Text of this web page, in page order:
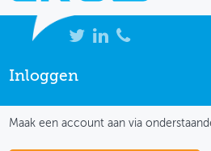
NIEUWS
Inloggen
Maak een account aan via